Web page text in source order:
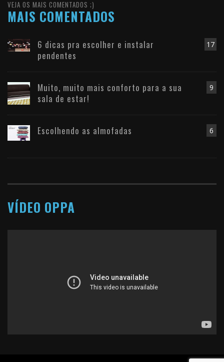
VEJA OS MAIS COMENTADOS ;)
MAIS COMENTADOS
17
6 dicas pra escolher e instalar
pendentes
9
Muito, muito mais conforto para a sua
sala de estar!
6
Escolhendo as almofadas
VÍDEO OPPA